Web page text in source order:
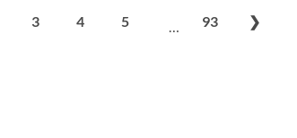
3 4 5 … 93 ❯